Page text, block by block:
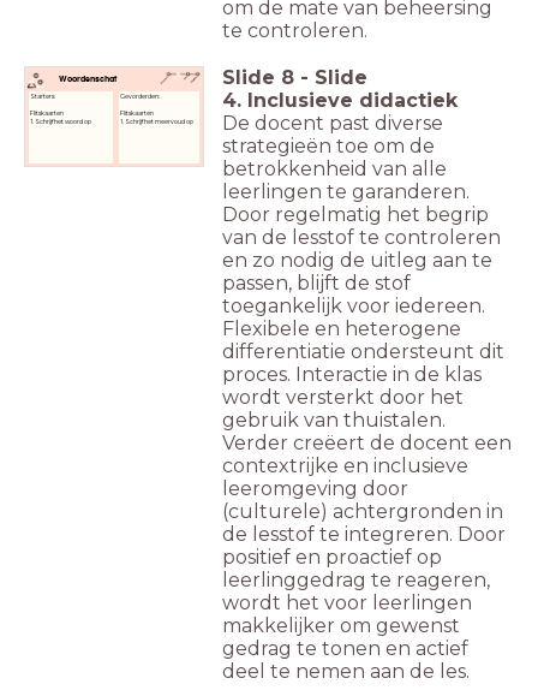
om de mate van beheersing
te controleren.
Woordenschat
Gevorderden:
Flitskaarten
1. Schrijf het meervoud op
Starters:
Flitskaarten
1. Schrijf het woord op
Slide 8 - Slide
4. Inclusieve didactiek
De docent past diverse
strategieën toe om de
betrokkenheid van alle
leerlingen te garanderen.
Door regelmatig het begrip
van de lesstof te controleren
en zo nodig de uitleg aan te
passen, blijft de stof
toegankelijk voor iedereen.
Flexibele en heterogene
differentiatie ondersteunt dit
proces. Interactie in de klas
wordt versterkt door het
gebruik van thuistalen.
Verder creëert de docent een
contextrijke en inclusieve
leeromgeving door
(culturele) achtergronden in
de lesstof te integreren. Door
positief en proactief op
leerlinggedrag te reageren,
wordt het voor leerlingen
makkelijker om gewenst
gedrag te tonen en actief
deel te nemen aan de les.